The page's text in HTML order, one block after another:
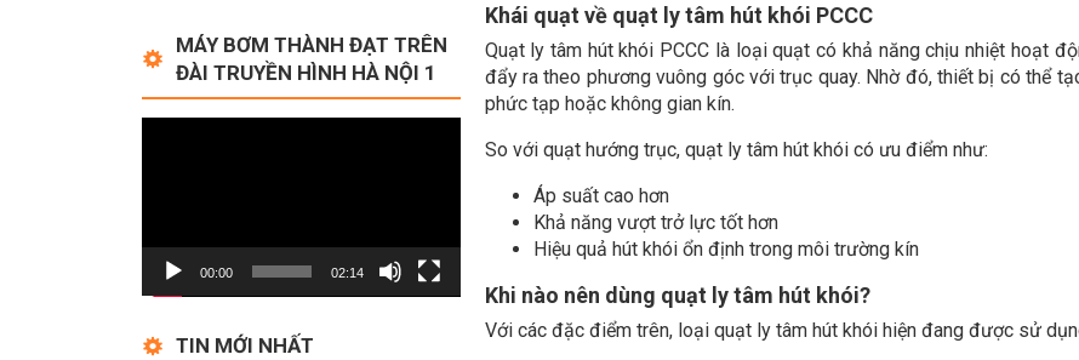
MÁY BƠM THÀNH ĐẠT TRÊN
ĐÀI TRUYỀN HÌNH HÀ NỘI 1
00:00 02:14
TIN MỚI NHẤT
Khái quạt về quạt ly tâm hút khói PCCC
Quạt ly tâm hút khói PCCC là loại quạt có khả năng chịu nhiệt hoạt
đẩy ra theo phương vuông góc với trục quay. Nhờ đó, thiết bị có thể
phức tạp hoặc không gian kín.
So với quạt hướng trục, quạt ly tâm hút khói có ưu điểm như:
Áp suất cao hơn
Khả năng vượt trở lực tốt hơn
Hiệu quả hút khói ổn định trong môi trường kín
Khi nào nên dùng quạt ly tâm hút khói?
Với các đặc điểm trên, loại quạt ly tâm hút khói hiện đang được sử